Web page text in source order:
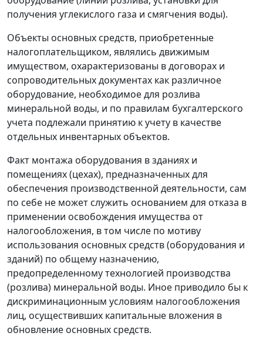
получения углекислого газа и смягчения воды).
Объекты основных средств, приобретенные
налогоплательщиком, являлись движимым
имуществом, охарактеризованы в договорах и
сопроводительных документах как различное
оборудование, необходимое для розлива
минеральной воды, и по правилам бухгалтерского
учета подлежали принятию к учету в качестве
отдельных инвентарных объектов.
Факт монтажа оборудования в зданиях и
помещениях (цехах), предназначенных для
обеспечения производственной деятельности, сам
по себе не может служить основанием для отказа в
применении освобождения имущества от
налогообложения, в том числе по мотиву
использования основных средств (оборудования и
зданий) по общему назначению,
предопределенному технологией производства
(розлива) минеральной воды. Иное приводило бы к
дискриминационным условиям налогообложения
лиц, осуществивших капитальные вложения в
обновление основных средств.